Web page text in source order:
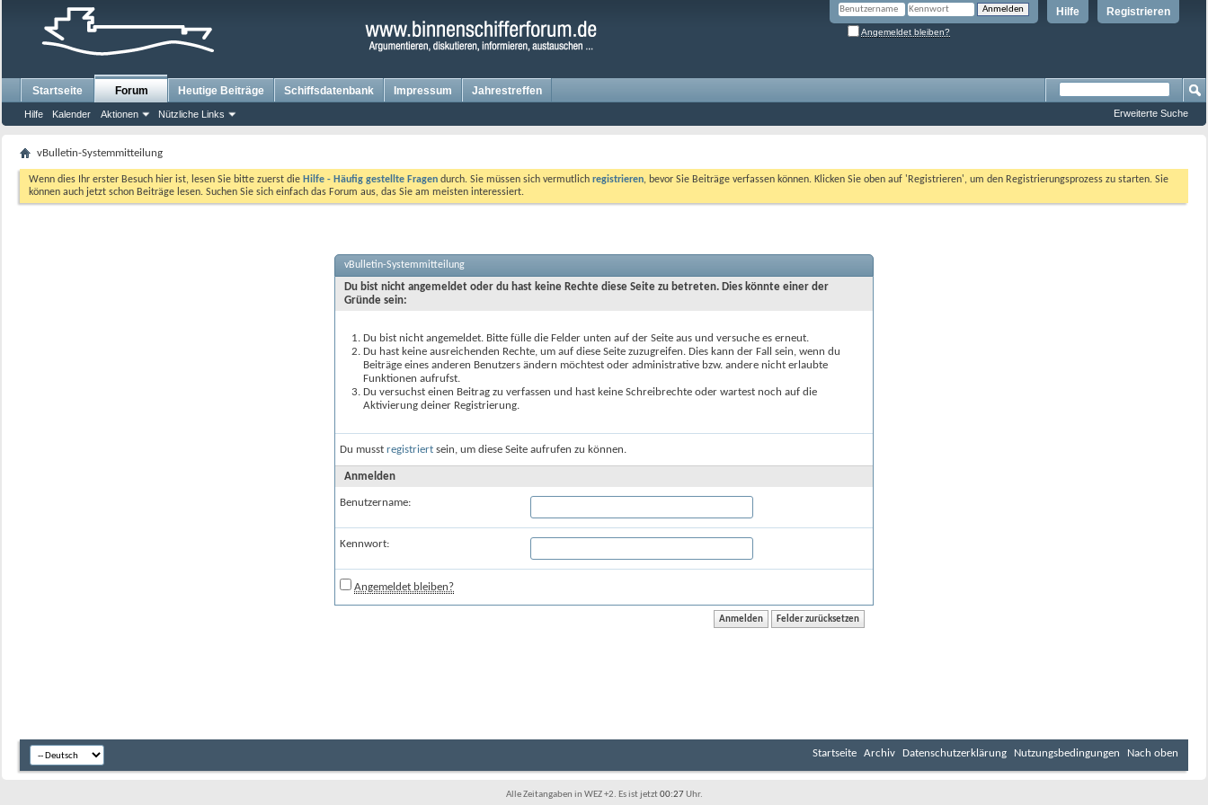
Registrieren
Hilfe
Angemeldet bleiben?
Startseite Forum
Hilfe Kalender Aktionen Nützliche Links
Heutige Beiträge Schiffsdatenbank Impressum Jahrestreffen
Erweiterte Suche
vBulletin-Systemmitteilung
Wenn dies Ihr erster Besuch hier ist, lesen Sie bitte zuerst die Hilfe - Häufig gestellte Fragen durch. Sie müssen sich vermutlich registrieren, bevor Sie Beiträge verfassen können. Klicken Sie oben auf 'Registrieren', um den Registrierungsprozess zu starten. Sie
können auch jetzt schon Beiträge lesen. Suchen Sie sich einfach das Forum aus, das Sie am meisten interessiert.
vBulletin-Systemmitteilung
Du bist nicht angemeldet oder du hast keine Rechte diese Seite zu betreten. Dies könnte einer der
Gründe sein:
Du bist nicht angemeldet. Bitte fülle die Felder unten auf der Seite aus und versuche es erneut.
Du hast keine ausreichenden Rechte, um auf diese Seite zuzugreifen. Dies kann der Fall sein, wenn du
Beiträge eines anderen Benutzers ändern möchtest oder administrative bzw. andere nicht erlaubte
Funktionen aufrufst.
Du versuchst einen Beitrag zu verfassen und hast keine Schreibrechte oder wartest noch auf die
Aktivierung deiner Registrierung.
Du musst registriert sein, um diese Seite aufrufen zu können.
Anmelden
Benutzername:
Kennwort:
Angemeldet bleiben?
Startseite Archiv Datenschutzerklärung Nutzungsbedingungen Nach oben
Alle Zeitangaben in WEZ +2. Es ist jetzt00:27Uhr.